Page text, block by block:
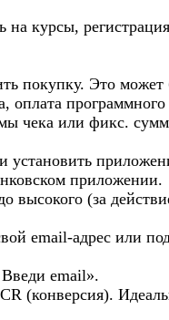
на курсы,
покупку. Это может
оплата
чека или фикс.
установить
приложении.
высокого (за
email-адрес или
email».
(конверсия).